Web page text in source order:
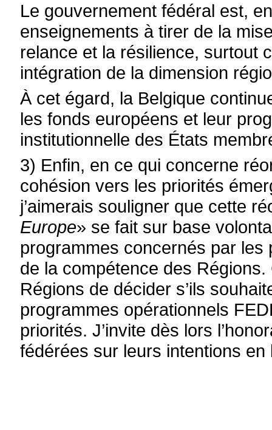
Le gouvernement fédéral est,
enseignements à tirer de la
relance et la résilience, surtout
intégration de la dimension
À cet égard, la Belgique
les fonds européens et leur
institutionnelle des États
3) Enfin, en ce qui concerne
cohésion vers les priorités
j’aimerais souligner que cette
Europe» se fait sur base
programmes concernés par
de la compétence des
Régions de décider s’ils
programmes opérationnels
priorités. J’invite dès lors
fédérées sur leurs intentions en